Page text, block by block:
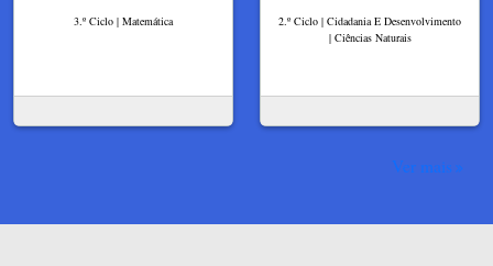
3.º Ciclo | Matemática
2.º Ciclo | Cidadania E Desenvolvimento
| Ciências Naturais
Ver mais